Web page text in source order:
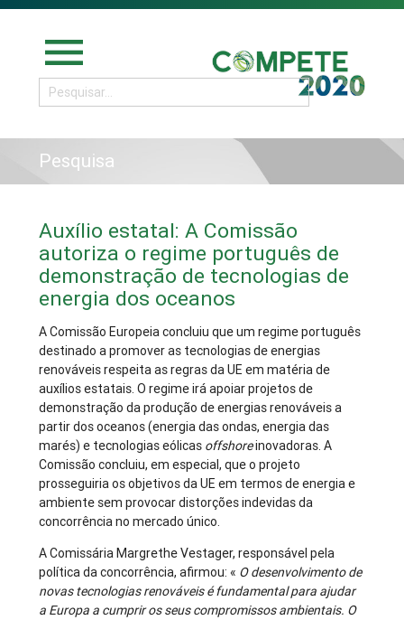
menu
Pesquisa
Auxílio estatal: A Comissão
autoriza o regime português de
demonstração de tecnologias de
energia dos oceanos
A Comissão Europeia concluiu que um regime português
destinado a promover as tecnologias de energias
renováveis respeita as regras da UE em matéria de
auxílios estatais. O regime irá apoiar projetos de
demonstração da produção de energias renováveis a
partir dos oceanos (energia das ondas, energia das
marés) e tecnologias eólicas offshoreinovadoras. A
Comissão concluiu, em especial, que o projeto
prosseguiria os objetivos da UE em termos de energia e
ambiente sem provocar distorções indevidas da
concorrência no mercado único.
A Comissária Margrethe Vestager, responsável pela
política da concorrência, afirmou: « O desenvolvimento de
novas tecnologias renováveis é fundamental para ajudar
a Europa a cumprir os seus compromissos ambientais. O